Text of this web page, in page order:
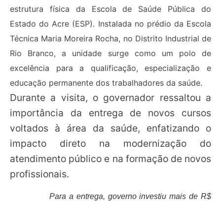
estrutura física da Escola de Saúde Pública do
Estado do Acre (ESP). Instalada no prédio da Escola
Técnica Maria Moreira Rocha, no Distrito Industrial de
Rio Branco, a unidade surge como um polo de
excelência para a qualificação, especialização e
educação permanente dos trabalhadores da saúde.
Durante a visita, o governador ressaltou a
importância da entrega de novos cursos
voltados à área da saúde, enfatizando o
impacto direto na modernização do
atendimento público e na formação de novos
profissionais.
Para a entrega, governo investiu mais de R$